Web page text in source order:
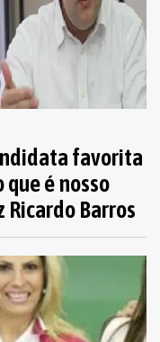
favorita
que é nosso
Ricardo Barros